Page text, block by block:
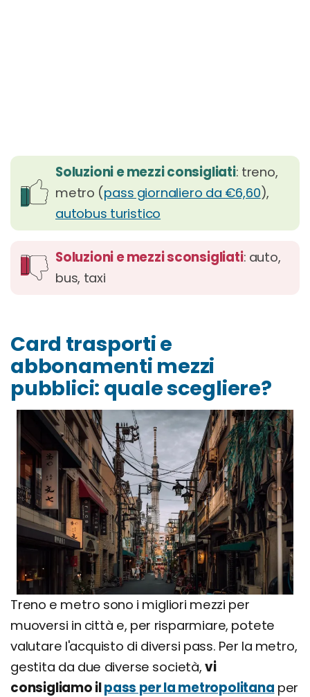
Soluzioni e mezzi consigliati: treno,
metro (pass giornaliero da €6,60),
autobus turistico
Soluzioni e mezzi sconsigliati: auto,
bus, taxi
Card trasporti e
abbonamenti mezzi
pubblici: quale scegliere?
Treno e metro sono i migliori mezzi per
muoversi in città e, per risparmiare, potete
valutare l'acquisto di diversi pass. Per la metro,
gestita da due diverse società,vi
consigliamo ilpass per la metropolitana per